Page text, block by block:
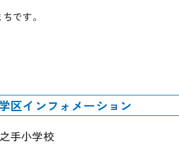
です。
区インフォメーション
手小学校